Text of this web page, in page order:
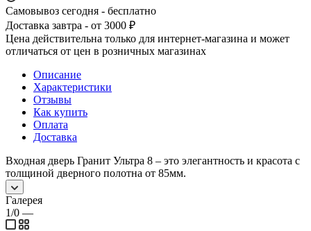
Самовывоз сегодня - бесплатно
Доставка завтра - от 3000 ₽
Цена действительна только для интернет-магазина и может
отличаться от цен в розничных магазинах
Описание
Характеристики
Отзывы
Как купить
Оплата
Доставка
Входная дверь Гранит Ультра 8 – это элегантность и красота c
толщиной дверного полотна от 85мм.
Галерея
1/0 —